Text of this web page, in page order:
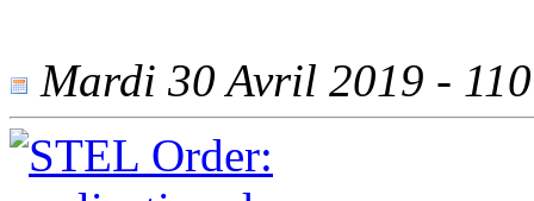
Mardi 30 Avril 2019 -